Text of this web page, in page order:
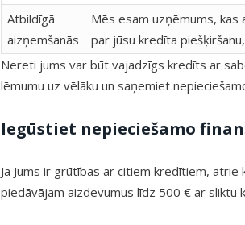
Atbildīgā
aizņemšanās
Mēs esam uzņēmums,
par jūsu kredīta
Nereti jums var būt vajadzīgs kredīts ar
lēmumu uz vēlāku un saņemiet
Iegūstiet nepieciešamo
Ja Jums ir grūtības ar citiem kredītiem,
piedāvājam aizdevumus līdz 500 € ar sliktu